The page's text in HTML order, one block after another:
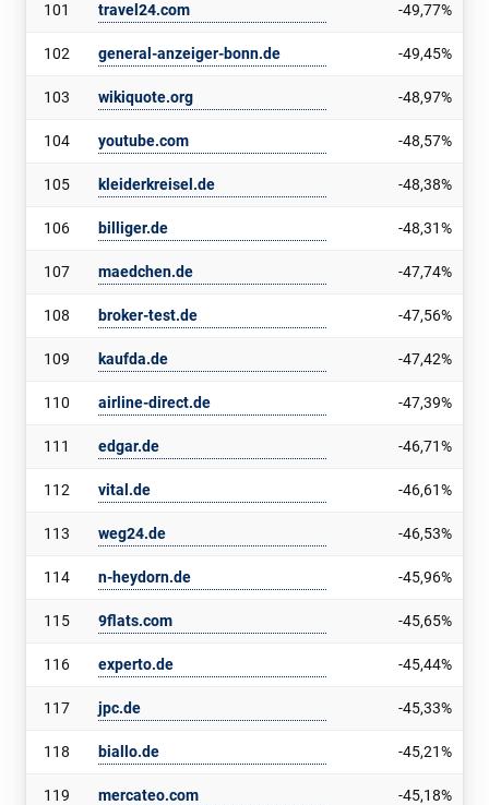
101 travel24.com -49,77%
102 general-anzeiger-bonn.de -49,45%
103 wikiquote.org -48,97%
104 youtube.com -48,57%
105 kleiderkreisel.de -48,38%
106 billiger.de -48,31%
107 maedchen.de -47,74%
108 broker-test.de -47,56%
109 kaufda.de -47,42%
110 airline-direct.de -47,39%
111 edgar.de -46,71%
112 vital.de -46,61%
113 weg24.de -46,53%
114 n-heydorn.de -45,96%
115 9flats.com -45,65%
116 experto.de -45,44%
117 jpc.de -45,33%
118 biallo.de -45,21%
119 mercateo.com -45,18%